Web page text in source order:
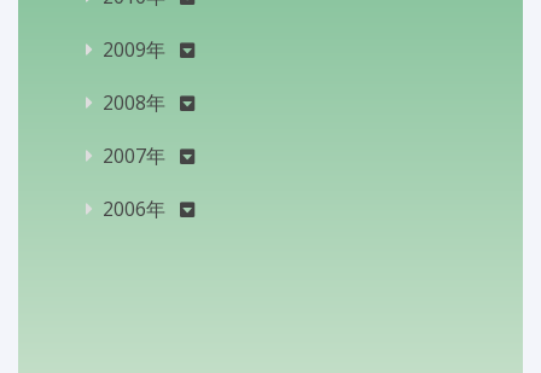
2009年
2008年
2007年
2006年